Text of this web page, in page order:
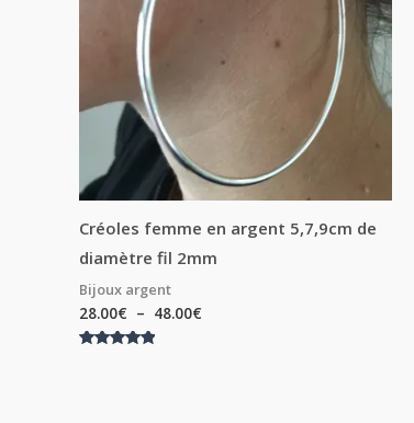
Créoles femme en argent 5,7,9cm de
diamètre fil 2mm
Bijoux argent
28.00€ – 48.00€